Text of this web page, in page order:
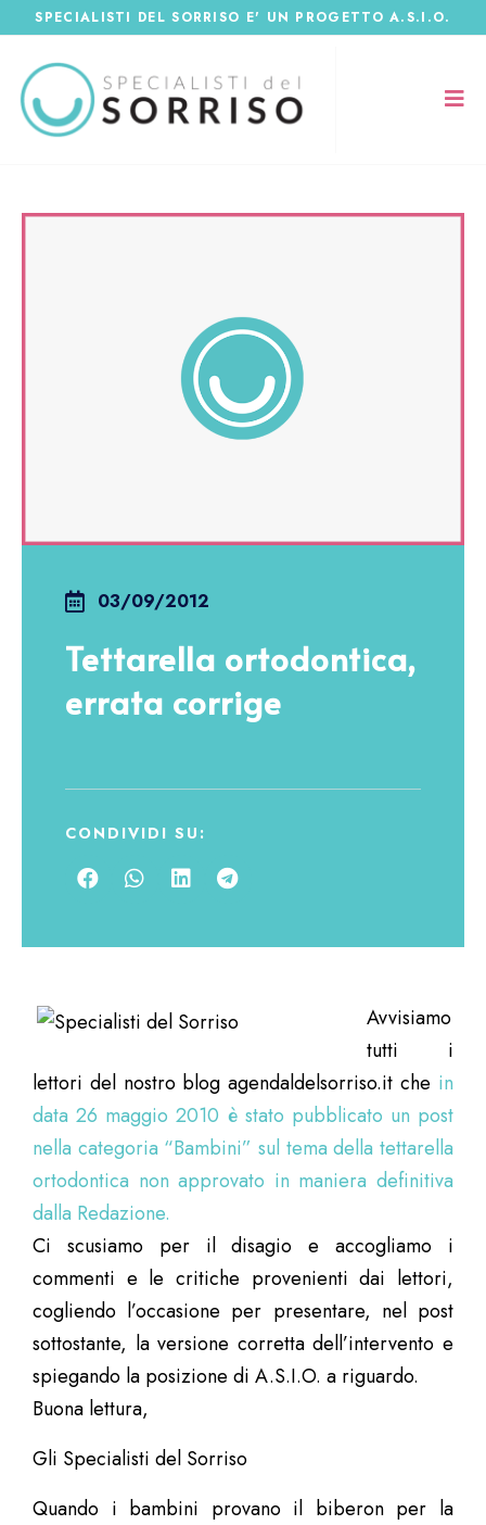
SPECIALISTI DEL SORRISO E' UN PROGETTO A.S.I.O.
03/09/2012
Tettarella ortodontica,
errata corrige
CONDIVIDI SU:
Avvisiamo
tutti i
lettori del nostro blog agendaldelsorriso.it che in
data 26 maggio 2010 è stato pubblicato un post
nella categoria “Bambini” sul tema della tettarella
ortodontica non approvato in maniera definitiva
dalla Redazione.
Ci scusiamo per il disagio e accogliamo i
commenti e le critiche provenienti dai lettori,
cogliendo l’occasione per presentare, nel post
sottostante, la versione corretta dell’intervento e
spiegando la posizione di A.S.I.O. a riguardo.
Buona lettura,
Gli Specialisti del Sorriso
Quando i bambini provano il biberon per la